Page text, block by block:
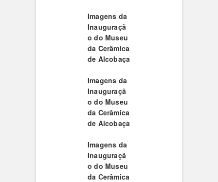
Imagens da
Inauguraçã
o do Museu
da Cerâmica
de Alcobaça
Imagens da
Inauguraçã
o do Museu
da Cerâmica
de Alcobaça
Imagens da
Inauguraçã
o do Museu
da Cerâmica